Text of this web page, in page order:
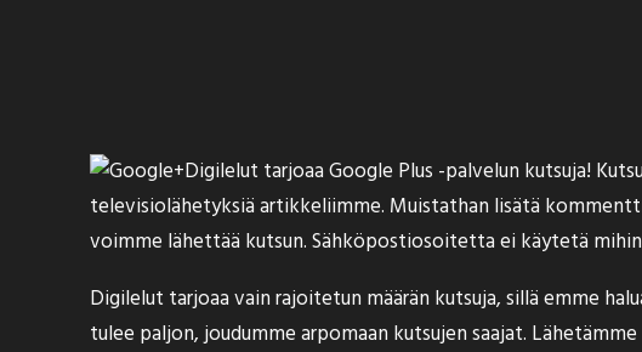
Digilelut tarjoaa Google Plus -palvelun kutsuja!
televisiolähetyksiäartikkeliimme. Muistathan lisätä
voimme lähettää kutsun. Sähköpostiosoitetta ei käytetä
Digilelut tarjoaa vain rajoitetun määrän kutsuja, sillä emme
tulee paljon, joudumme arpomaan kutsujen saajat.